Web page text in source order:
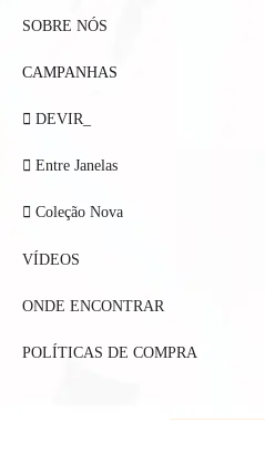
SOBRE NÓS
CAMPANHAS
DEVIR_
Entre Janelas
Coleção Nova
VÍDEOS
ONDE ENCONTRAR
POLÍTICAS DE COMPRA